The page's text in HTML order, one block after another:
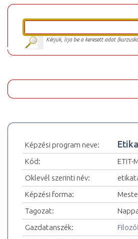
Kérjük, írja be a keresett adat
Képzési program neve:
Kód:
ETIT-
Oklevél szerinti név:
Képzési forma:
Tagozat:
Gazdatanszék: